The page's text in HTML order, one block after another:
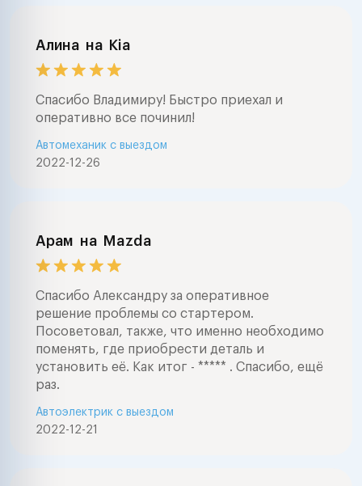
Алина на Kia
Спасибо Владимиру! Быстро приехал и
оперативно все починил!
2022-12-26
Автомеханик с выездом
Арам на Mazda
Спасибо Александру за оперативное
решение проблемы со стартером.
Посоветовал, также, что именно необходимо
поменять, где приобрести деталь и
установить её. Как итог - ***** . Спасибо, ещё
раз.
2022-12-21
Автоэлектрик с выездом